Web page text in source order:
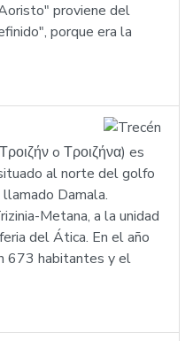
proviene del
porque era la
o Τροιζήνα) es
al norte del golfo
Damala.
Metana, a la unidad
del Ática. En el año
673 habitantes y el